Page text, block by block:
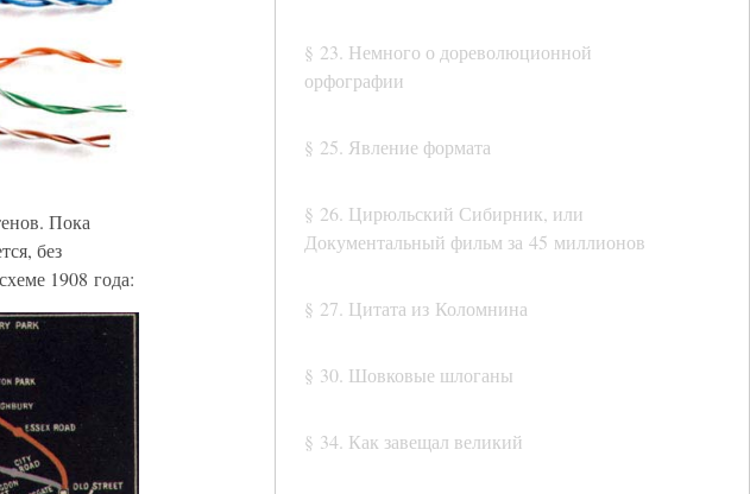
§ 23. Немного о дореволюционной
орфографии
§ 25. Явление формата
§ 26. Цирюльский Сибирник, или
Документальный фильм за 45 миллионов
§ 27. Цитата из Коломнина
§ 30. Шовковые шлоганы
§ 34. Как завещал великий
Пока
без
1908 года: